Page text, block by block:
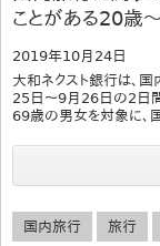
ことがある20歳
2019年10月24日
大和ネクスト銀行は、
25日～9月26日の2日
69歳の男女を対象に、
国内旅行 旅行